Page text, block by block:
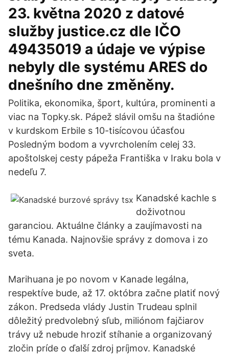
23. května 2020 z datové
služby justice.cz dle IČO
49435019 a údaje ve výpise
nebyly dle systému ARES do
dnešního dne změněny.
Politika, ekonomika, šport, kultúra, prominenti a
viac na Topky.sk. Pápež slávil omšu na štadióne
v kurdskom Erbile s 10-tisícovou účasťou
Posledným bodom a vyvrcholením celej 33.
apoštolskej cesty pápeža Františka v Iraku bola v
nedeľu 7.
Kanadské kachle s
doživotnou
garanciou. Aktuálne články a zaujímavosti na
tému Kanada. Najnovšie správy z domova i zo
sveta.
Marihuana je po novom v Kanade legálna,
respektíve bude, až 17. októbra začne platiť nový
zákon. Predseda vlády Justin Trudeau splnil
dôležitý predvolebný sľub, miliónom fajčiarov
trávy už nebude hroziť stíhanie a organizovaný
zločin príde o ďalší zdroj príjmov. Kanadské